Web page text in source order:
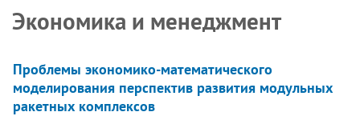
Экономика и менеджмент
Проблемы экономико-математического
моделирования перспектив развития модульных
ракетных комплексов